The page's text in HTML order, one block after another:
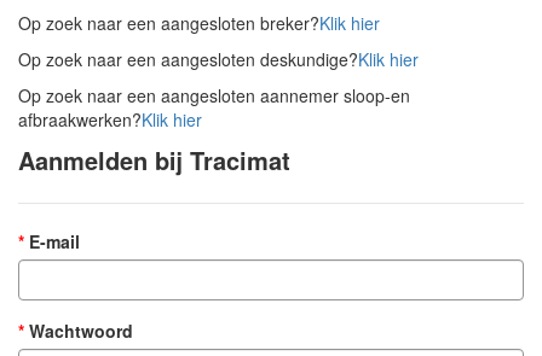
Op zoek naar een aangesloten breker?Klik hier
Op zoek naar een aangesloten deskundige?Klik hier
Op zoek naar een aangesloten aannemer sloop-en
afbraakwerken?Klik hier
Aanmelden bij Tracimat
E-mail
Wachtwoord